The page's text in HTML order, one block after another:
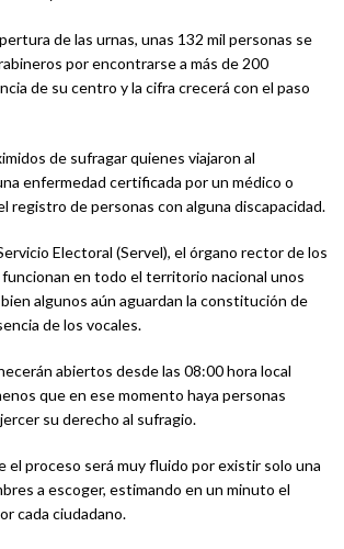
de las urnas, unas 132 mil personas se
por encontrarse a más de 200
de su centro y la cifra crecerá con el paso
de sufragar quienes viajaron al
enfermedad certificada por un médico o
registro de personas con alguna discapacidad.
Electoral (Servel), el órgano rector de los
funcionan en todo el territorio nacional unos
algunos aún aguardan la constitución de
de los vocales.
abiertos desde las 08:00 hora local
que en ese momento haya personas
su derecho al sufragio.
el proceso será muy fluido por existir solo una
a escoger, estimando en un minuto el
cada ciudadano.